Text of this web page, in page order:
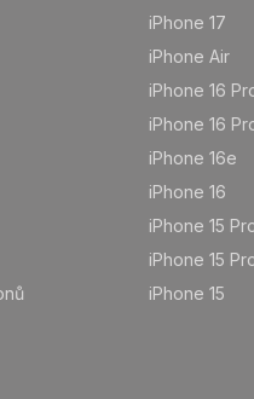
iPhone 17
iPhone Air
iPhone 16
iPhone 16
iPhone 16e
iPhone 16
iPhone 15
iPhone 15
iPhone 15